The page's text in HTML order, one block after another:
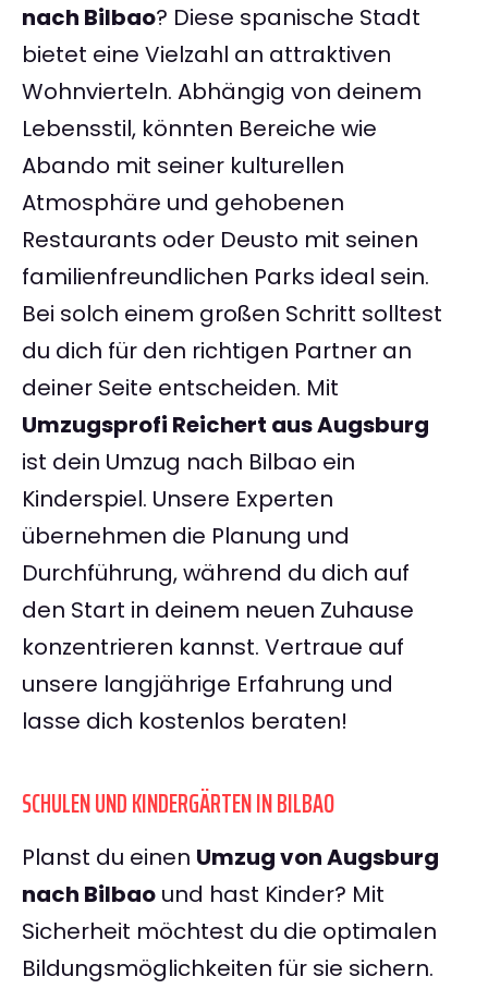
nach Bilbao? Diese spanische Stadt
bietet eine Vielzahl an attraktiven
Wohnvierteln. Abhängig von deinem
Lebensstil, könnten Bereiche wie
Abando mit seiner kulturellen
Atmosphäre und gehobenen
Restaurants oder Deusto mit seinen
familienfreundlichen Parks ideal sein.
Bei solch einem großen Schritt solltest
du dich für den richtigen Partner an
deiner Seite entscheiden. Mit
Umzugsprofi Reichert aus Augsburg
ist dein Umzug nach Bilbao ein
Kinderspiel. Unsere Experten
übernehmen die Planung und
Durchführung, während du dich auf
den Start in deinem neuen Zuhause
konzentrieren kannst. Vertraue auf
unsere langjährige Erfahrung und
lasse dich kostenlos beraten!
SCHULEN UND KINDERGÄRTEN IN BILBAO
Planst du einen Umzug von Augsburg
nach Bilbao und hast Kinder? Mit
Sicherheit möchtest du die optimalen
Bildungsmöglichkeiten für sie sichern.